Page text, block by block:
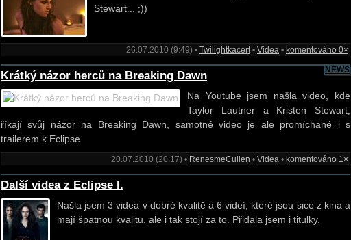
Stewart... ;))
26.07.2010 (9:49) • Twilightkacert • Videa • komentováno 0×
NEWS
Krátký názor herců na Breaking Dawn
Na Youtube jsem našla video, kde
Taylor Lautner a Kristen Stewart,
říkají svůj názor na Breaking Dawn, samotné video je ale promíchané i s
trailerem k Eclipse.
20.07.2010 (20:17) • RenesmeCullen • Videa • komentováno 1×
Další videa z Eclipse I.
Našla jsem 3 videa v dobré kvalitě a 6 videí, které jsou sice z kina a
mají špatnou kvalitu, ale i tak stojí za to. Přidala jsem i titulky.